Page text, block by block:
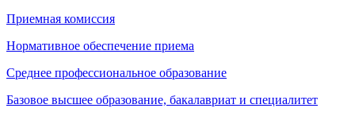
Приемная комиссия
Нормативное обеспечение приема
Среднее профессиональное образование
Базовое высшее образование, бакалавриат и специалитет